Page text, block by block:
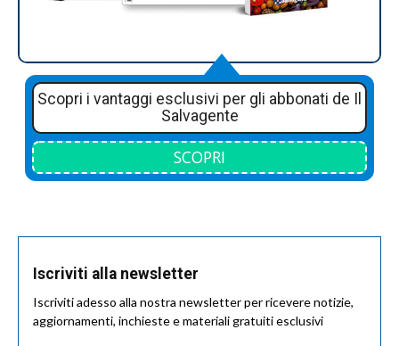
Scopri i vantaggi esclusivi per gli abbonati de Il
Salvagente
SCOPRI
Iscriviti alla newsletter
Iscriviti adesso alla nostra newsletter per ricevere notizie,
aggiornamenti, inchieste e materiali gratuiti esclusivi